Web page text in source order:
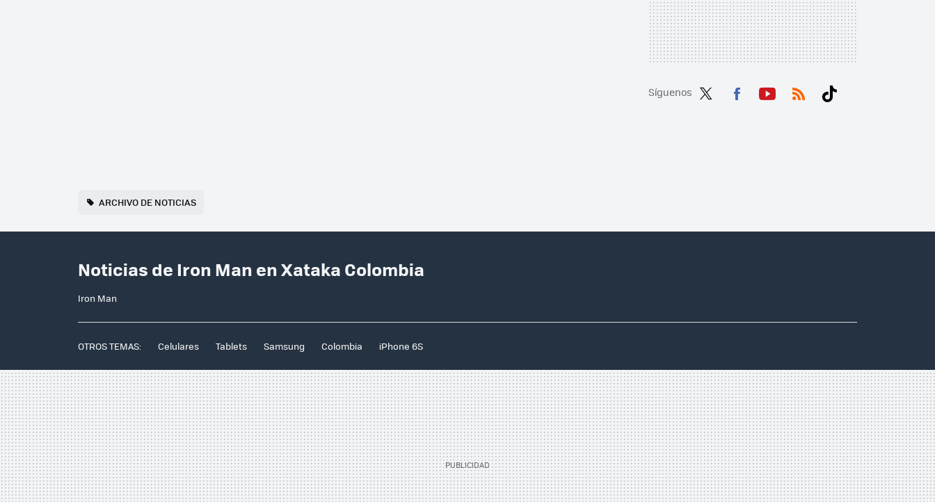
Síguenos
ARCHIVO DE NOTICIAS
Noticias de Iron Man en Xataka Colombia
Iron Man
OTROS TEMAS: Celulares Tablets Samsung Colombia iPhone 6S